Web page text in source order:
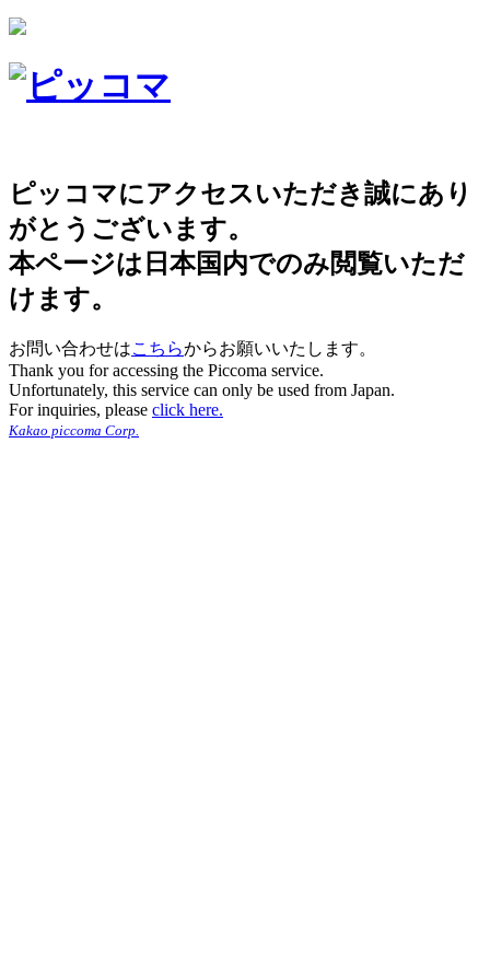
ピッコマにアクセスいただき誠にあり
がとうございます。
本ページは日本国内でのみ閲覧いただ
けます。
お問い合わせはこちらからお願いいたします。
Thank you for accessing the Piccoma service.
Unfortunately, this service can only be used from Japan.
For inquiries, please click here.
Kakao piccoma Corp.